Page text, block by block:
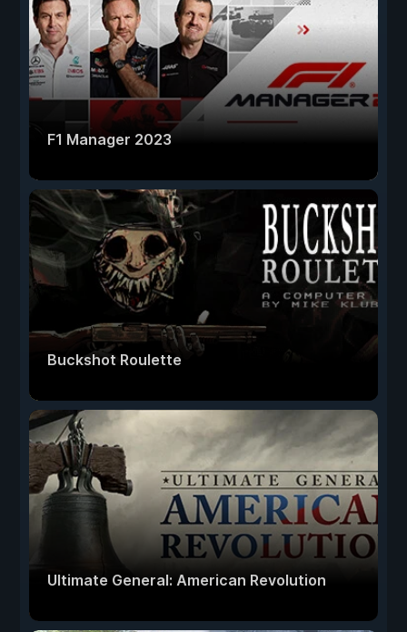
F1 Manager 2023
Buckshot Roulette
Ultimate General: American Revolution